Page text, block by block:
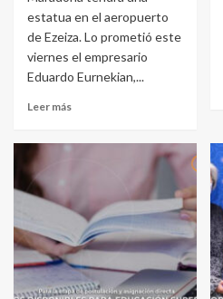
estatua en el aeropuerto
de Ezeiza. Lo prometió este
viernes el empresario
Eduardo Eurnekian,...
Leer más